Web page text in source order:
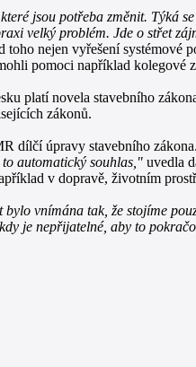
jsou potřeba změnit. Týká
velký problém. Jde o střet
nejen vyřešení systémové
pomoci například kolegové
platí novela stavebního
zákonů.
dílčí úpravy stavebního zákona.
automatický souhlas," uvedla
v dopravě, životním
vnímána tak, že stojíme
je nepřijatelné, aby to